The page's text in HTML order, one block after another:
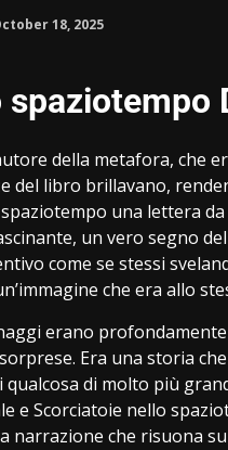
18, 2025
della metafora, che
del libro brillavano,
una lettera
un vero segno
come se stessi
che era allo
erano
Era una storia
di molto più
e Scorciatoie nello
narrazione che risuona